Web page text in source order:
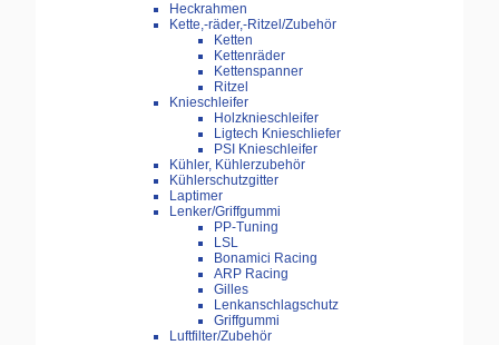
Heckrahmen
Kette,-räder,-Ritzel/Zubehör
Ketten
Kettenräder
Kettenspanner
Ritzel
Knieschleifer
Holzknieschleifer
Ligtech Knieschliefer
PSI Knieschleifer
Kühler, Kühlerzubehör
Kühlerschutzgitter
Laptimer
Lenker/Griffgummi
PP-Tuning
LSL
Bonamici Racing
ARP Racing
Gilles
Lenkanschlagschutz
Griffgummi
Luftfilter/Zubehör